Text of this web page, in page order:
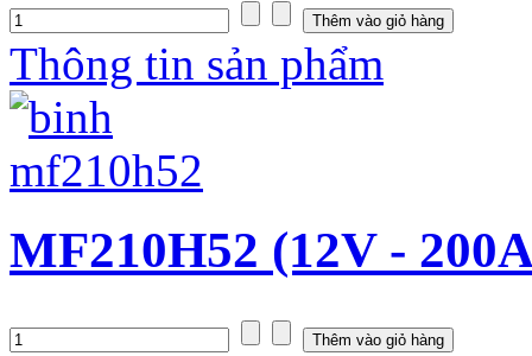
Thông tin sản phẩm
MF210H52 (12V -